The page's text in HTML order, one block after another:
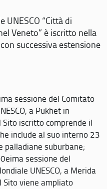
“Città di
Veneto” è iscritto nella
successiva estensione
sessione del Comitato
a Pukhet in
iscritto comprende il
include al suo interno 23
palladiane suburbane;
sessione del
UNESCO, a Merida
Sito viene ampliato